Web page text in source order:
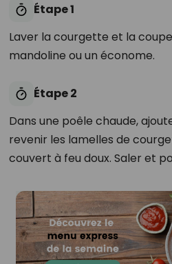
Étape 1
Laver la courgette et la
mandoline ou un économe.
Étape 2
Dans une poêle chaude,
revenir les lamelles de
couvert à feu doux. Saler et